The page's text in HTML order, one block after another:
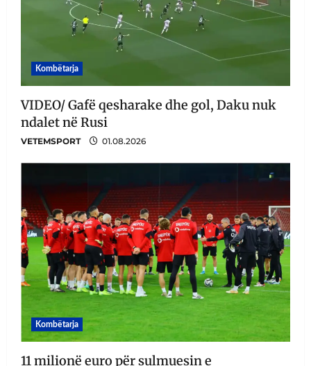
Kombëtarja
VIDEO/ Gafë qesharake dhe gol, Daku nuk
ndalet në Rusi
VETEMSPORT 01.08.2026
Kombëtarja
11 milionë euro për sulmuesin e